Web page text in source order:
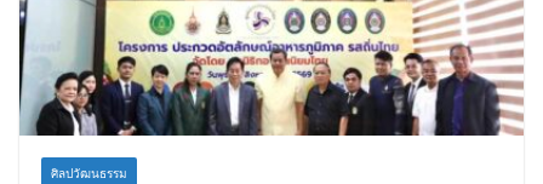
ศิลปวัฒนธรรม